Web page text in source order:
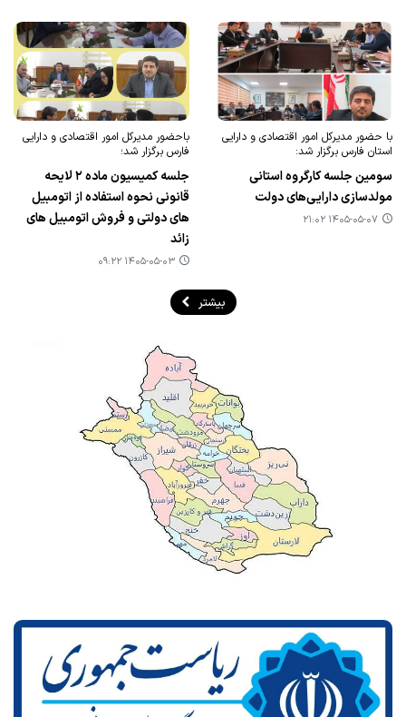
با حضور مدیرکل امور اقتصادی و دارایی
استان فارس برگزار شد:
سومین جلسه کارگروه استانی
مولدسازی دارایی‌های دولت
۱۴۰۵-۰۵-۰۷ ۲۱:۰۲
باحضور مدیرکل امور اقتصادی و دارایی
فارس برگزار شد؛
جلسه کمیسیون ماده ۲ لایحه
قانونی نحوه استفاده از اتومبیل
های دولتی و فروش اتومبیل های
زائد
۱۴۰۵-۰۵-۰۳ ۰۹:۲۲
بیشتر